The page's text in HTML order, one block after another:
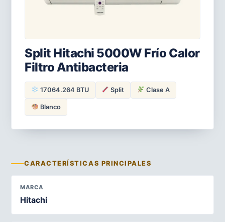
Split Hitachi 5000W Frío Calor
Filtro Antibacteria
17064.264 BTU Split Clase A
Blanco
CARACTERÍSTICAS PRINCIPALES
MARCA
Hitachi